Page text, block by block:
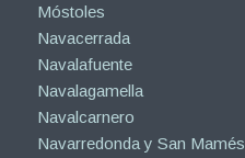
Móstoles
Navacerrada
Navalafuente
Navalagamella
Navalcarnero
Navarredonda y San Mamés